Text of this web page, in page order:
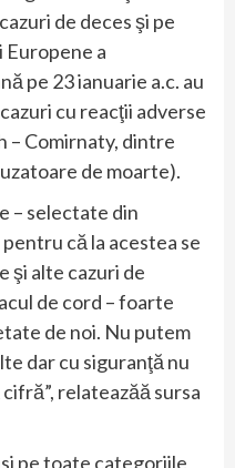
de deces şi pe
a
pe 23 ianuarie a.c. au
cu reacţii adverse
– Comirnaty, dintre
de moarte).
– selectate din
că la acestea se
şi alte cazuri de
de cord – foarte
de noi. Nu putem
dar cu siguranţă nu
relateazăă sursa
pe toate categoriile